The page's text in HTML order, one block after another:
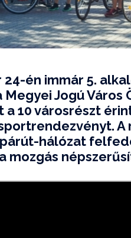
én immár 5.
Megyei Jogú Város
a 10 városrészt
A
hálózat
mozgás